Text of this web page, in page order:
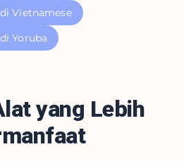
Vietnamese
Yoruba
yang Lebih